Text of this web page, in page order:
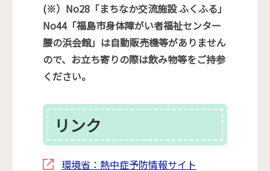
(※）No28「まちなか交流施設 ふくふる」
No44「福島市身体障がい者福祉センター
腰の浜会館」は自動販売機等がありません
ので、お立ち寄りの際は飲み物等をご持参
ください。
リンク
環境省：熱中症予防情報サイト